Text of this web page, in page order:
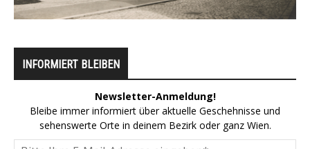
INFORMIERT BLEIBEN
Newsletter-Anmeldung!
Bleibe immer informiert über aktuelle Geschehnisse und
sehenswerte Orte in deinem Bezirk oder ganz Wien.